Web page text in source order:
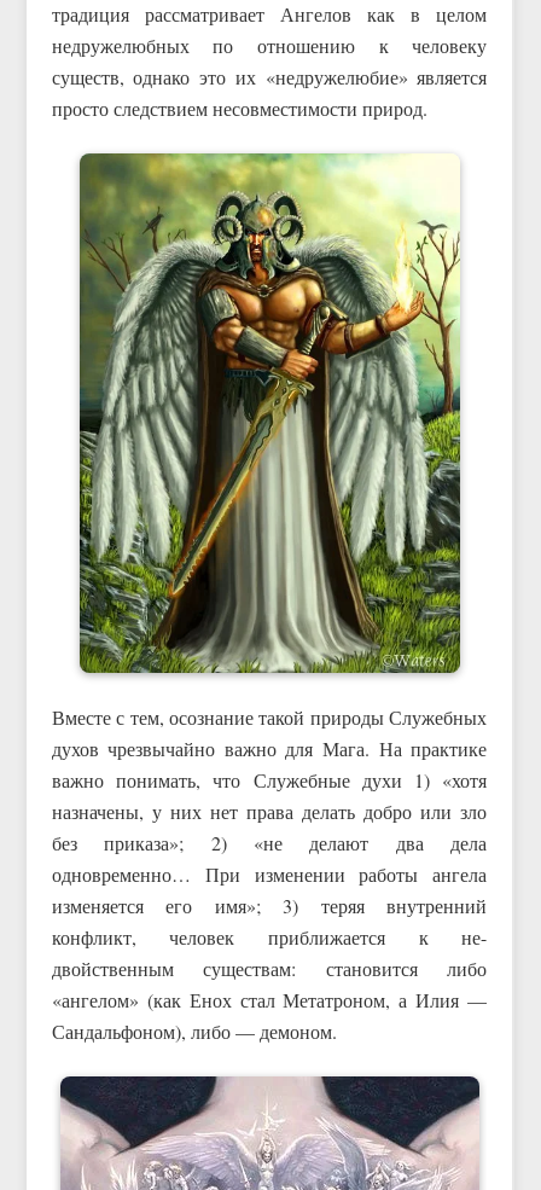
традиция рассматривает Ангелов как в целом
недружелюбных по отношению к человеку
существ, однако это их «недружелюбие» является
просто следствием несовместимости природ.
Вместе с тем, осознание такой природы Служебных
духов чрезвычайно важно для Мага. На практике
важно понимать, что Служебные духи 1) «хотя
назначены, у них нет права делать добро или зло
без приказа»; 2) «не делают два дела
одновременно… При изменении работы ангела
изменяется его имя»; 3) теряя внутренний
конфликт, человек приближается к не-
двойственным существам: становится либо
«ангелом» (как Енох стал Метатроном, а Илия —
Сандальфоном), либо — демоном.